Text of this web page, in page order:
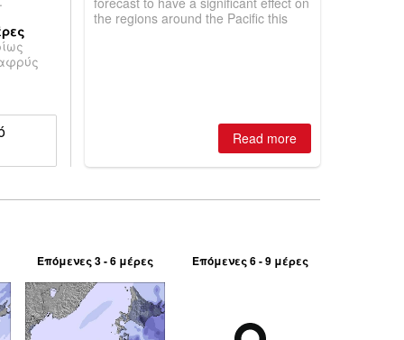
the regions around the Pacific this
Read more
Επόμενες 3 - 6 μέρες Επόμενες 6 - 9 μέρες